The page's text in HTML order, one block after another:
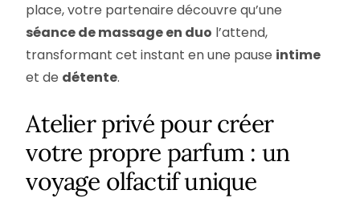
place, votre partenaire découvre qu’une
séance de massage en duo l’attend,
transformant cet instant en une pause intime
et de détente.
Atelier privé pour créer
votre propre parfum : un
voyage olfactif unique